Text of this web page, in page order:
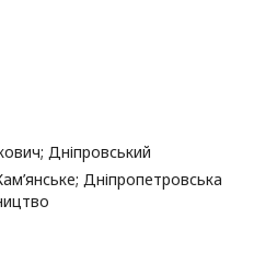
Дніпровський
Дніпропетровська